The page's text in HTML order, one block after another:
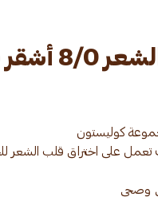
1قطعة
تعمل على اختراق قلب
وصحى